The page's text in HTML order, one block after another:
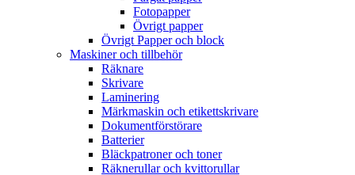
Fotopapper
Övrigt papper
Övrigt Papper och block
Maskiner och tillbehör
Räknare
Skrivare
Laminering
Märkmaskin och etikettskrivare
Dokumentförstörare
Batterier
Bläckpatroner och toner
Räknerullar och kvittorullar